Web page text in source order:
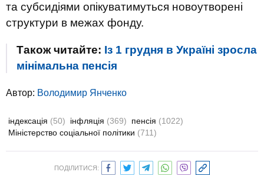
та субсидіями опікуватимуться новоутворені
структури в межах фонду.
Також читайте: Із 1 грудня в Україні зросла
мінімальна пенсія
Автор: Володимир Янченко
індексація (50) інфляція (369) пенсія (1022)
Міністерство соціальної політики (711)
ПОДІЛИТИСЯ: